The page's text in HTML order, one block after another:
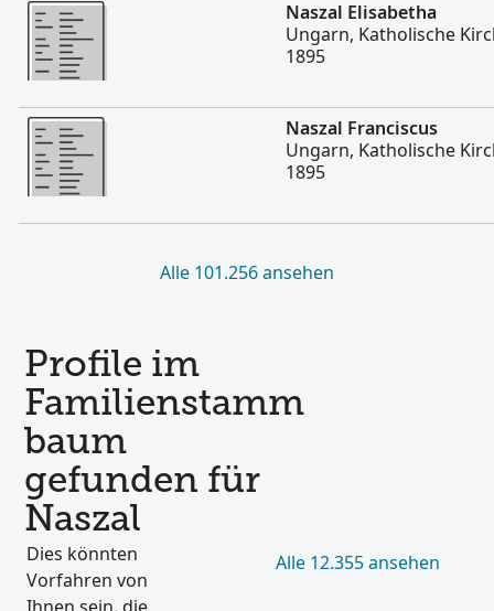
Naszal Elisabetha
Ungarn, Katholische
1895
Mehr
Naszal Franciscus
Ungarn, Katholische
1895
Alle 101.256 ansehen
Profile im
Familienstamm
baum
gefunden für
Naszal
Dies könnten
Vorfahren von
Alle 12.355 ansehen